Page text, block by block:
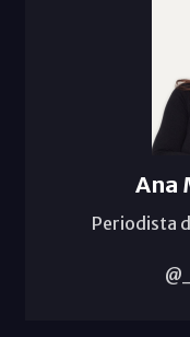
Ana
Periodista